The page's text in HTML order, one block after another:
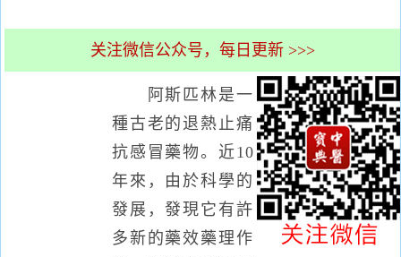
关注微信公众号，每日更新 >>>
阿斯匹林是一
種古老的退熱止痛
抗感冒藥物。近10
年來，由於科學的
發展，發現它有許
多新的藥效藥理作